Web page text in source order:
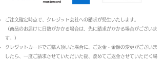
reassure your customers that
they can buy from you with
confidence.
ご注文確定時点で、クレジット会社への請求が発生いたします。
（商品のお届けに日数がかかる場合は、先に請求がかかる場合がございま
す。）
クレジットカードでご購入頂いた場合に、ご返金・金額の変更がございま
したら、一度ご請求させていただいた後、改めてご返金させていただく場